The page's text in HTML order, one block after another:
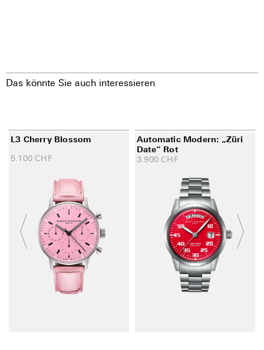
Das könnte Sie auch interessieren
L3 Cherry Blossom
5.100 CHF
Automatic Modern: „Züri
Date“ Rot
3.900 CHF